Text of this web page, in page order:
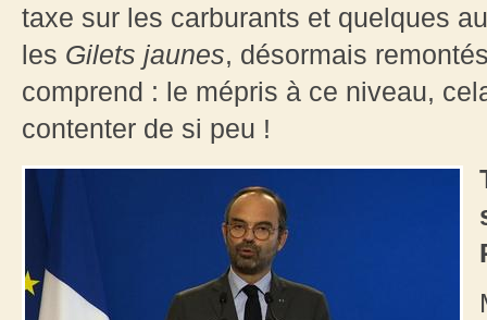
taxe sur les carburants et quelques
les Gilets jaunes, désormais
comprend : le mépris à ce niveau,
contenter de si peu !